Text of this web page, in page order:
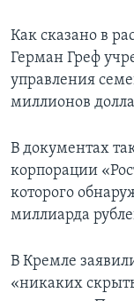
Как сказано в
Герман Греф
управления
миллионов
В документах
корпорации
которого
миллиарда
В Кремле
«никаких